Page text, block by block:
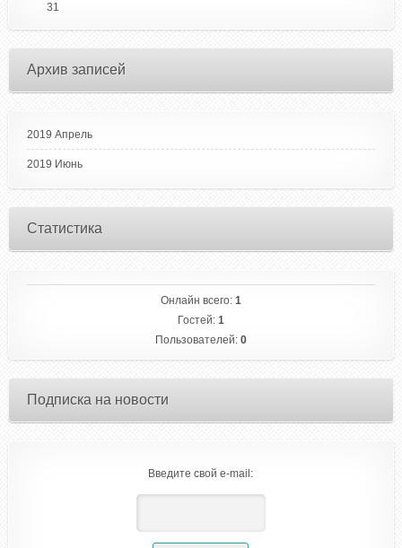
31
Архив записей
2019 Апрель
2019 Июнь
Статистика
Онлайн всего: 1
Гостей: 1
Пользователей: 0
Подписка на новости
Введите свой e-mail: